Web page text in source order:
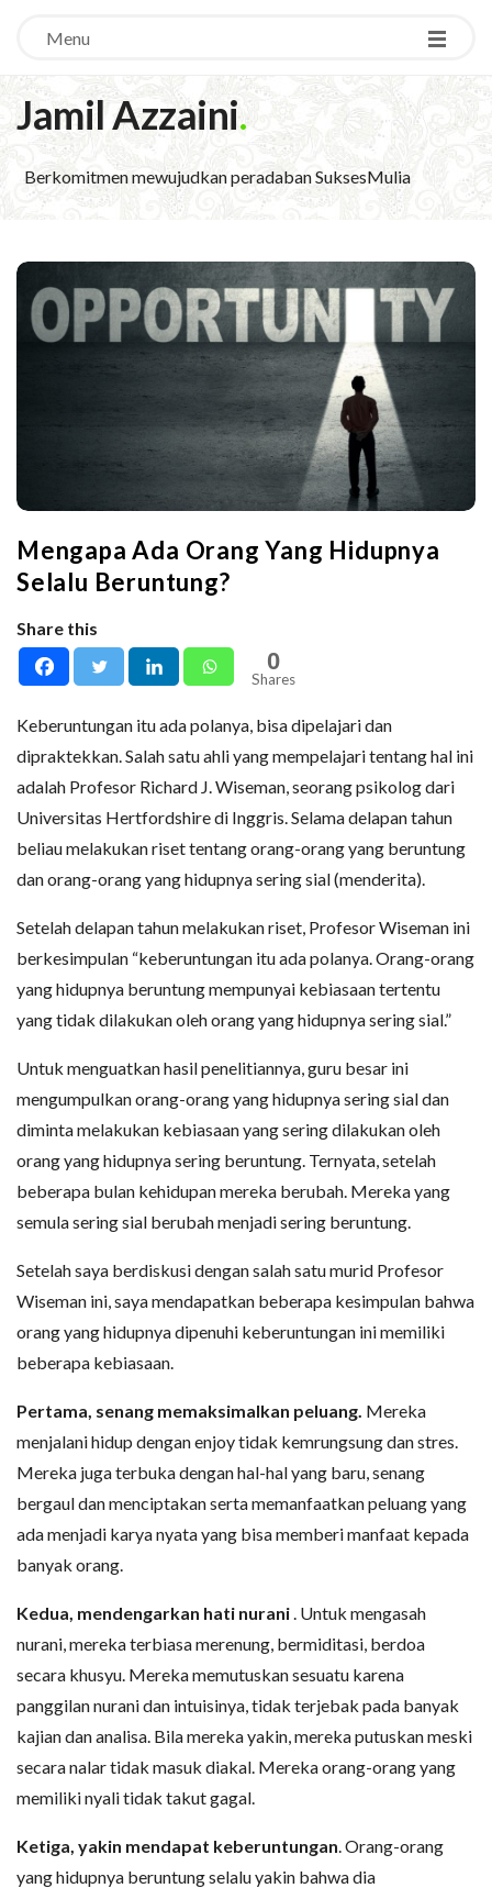
Menu
Jamil Azzaini.
Berkomitmen mewujudkan peradaban SuksesMulia
Mengapa Ada Orang Yang Hidupnya
Selalu Beruntung?
Share this
0
Shares
Keberuntungan itu ada polanya, bisa dipelajari dan
dipraktekkan. Salah satu ahli yang mempelajari tentang hal ini
adalah Profesor Richard J. Wiseman, seorang psikolog dari
Universitas Hertfordshire di Inggris. Selama delapan tahun
beliau melakukan riset tentang orang-orang yang beruntung
dan orang-orang yang hidupnya sering sial (menderita).
Setelah delapan tahun melakukan riset, Profesor Wiseman ini
berkesimpulan “keberuntungan itu ada polanya. Orang-orang
yang hidupnya beruntung mempunyai kebiasaan tertentu
yang tidak dilakukan oleh orang yang hidupnya sering sial.”
Untuk menguatkan hasil penelitiannya, guru besar ini
mengumpulkan orang-orang yang hidupnya sering sial dan
diminta melakukan kebiasaan yang sering dilakukan oleh
orang yang hidupnya sering beruntung. Ternyata, setelah
beberapa bulan kehidupan mereka berubah. Mereka yang
semula sering sial berubah menjadi sering beruntung.
Setelah saya berdiskusi dengan salah satu murid Profesor
Wiseman ini, saya mendapatkan beberapa kesimpulan bahwa
orang yang hidupnya dipenuhi keberuntungan ini memiliki
beberapa kebiasaan.
Pertama, senang memaksimalkan peluang. Mereka
menjalani hidup dengan enjoy tidak kemrungsung dan stres.
Mereka juga terbuka dengan hal-hal yang baru, senang
bergaul dan menciptakan serta memanfaatkan peluang yang
ada menjadi karya nyata yang bisa memberi manfaat kepada
banyak orang.
Kedua, mendengarkan hati nurani . Untuk mengasah
nurani, mereka terbiasa merenung, bermiditasi, berdoa
secara khusyu. Mereka memutuskan sesuatu karena
panggilan nurani dan intuisinya, tidak terjebak pada banyak
kajian dan analisa. Bila mereka yakin, mereka putuskan meski
secara nalar tidak masuk diakal. Mereka orang-orang yang
memiliki nyali tidak takut gagal.
Ketiga, yakin mendapat keberuntungan . Orang-orang
yang hidupnya beruntung selalu yakin bahwa dia